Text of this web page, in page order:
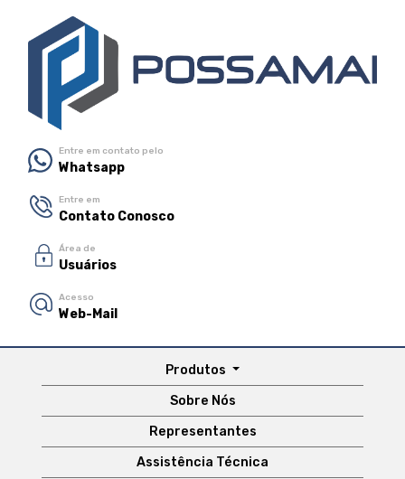
Entre em contato pelo
Whatsapp
Entre em
Contato Conosco
Área de
Usuários
Acesso
Web-Mail
Produtos
Sobre Nós
Representantes
Assistência Técnica